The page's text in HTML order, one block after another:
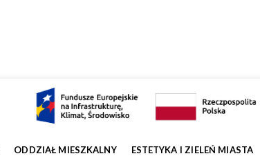
ODDZIAŁ MIESZKALNY ESTETYKA I ZIELEŃ MIASTA